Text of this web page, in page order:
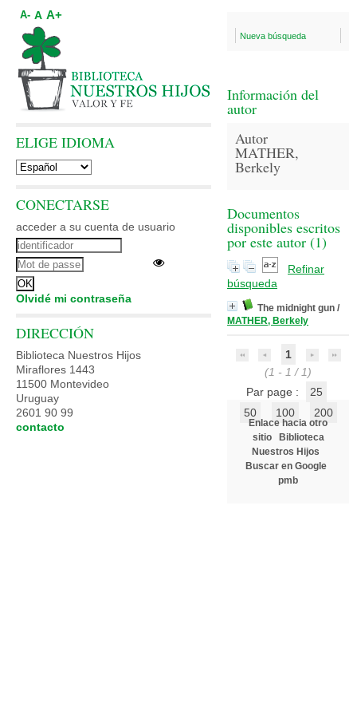
Nueva búsqueda
Información del
autor
Autor
MATHER,
Berkely
Documentos
disponibles escritos
por este autor (1)
Refinar
búsqueda
The midnight gun /
MATHER, Berkely
1
(1 - 1 / 1)
Par page :
25
50
100 200
Enlace hacia otro
sitio
Biblioteca
Nuestros Hijos
Buscar en Google
pmb
A- A A+
ELIGE IDIOMA
CONECTARSE
acceder a su cuenta de usuario
Olvidé mi contraseña
DIRECCIÓN
Biblioteca Nuestros Hijos
Miraflores 1443
11500 Montevideo
Uruguay
2601 90 99
contacto